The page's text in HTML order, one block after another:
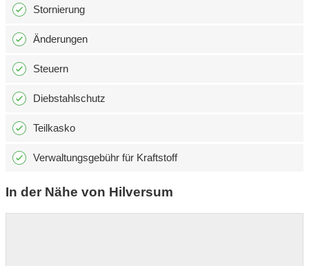
Stornierung
Änderungen
Steuern
Diebstahlschutz
Teilkasko
Verwaltungsgebühr für Kraftstoff
In der Nähe von Hilversum